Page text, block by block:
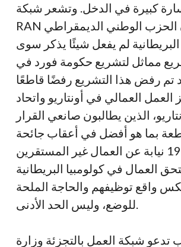
كبيرة في الدخل. وتشعر شبكة
RAN بخيبة أمل لأن الحزب الوطني الديمقراطي
لم يفعل شيئًا يذكر سوى
مماثل لتشريع حكومة فورد في
تم رفض هذا التشريع رفضًا قاطعًا
العمالي في أونتاريو واتحاد
الذين يطالبون صانعي القرار
بما هو أفضل في أعقاب جائحة
كوفيد-19 نيابة عن العمال غير المستقرين
العمال في كولومبيا البريطانية
واقع توظيفهم والحاجة الملحة
للوضع، وليس الحد الأدنى.
تدعو شبكة العمل بالتجزئة وزارة